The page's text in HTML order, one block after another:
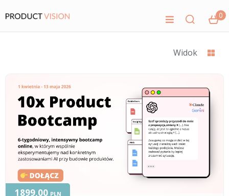
0
Widok
1899,00 PLN